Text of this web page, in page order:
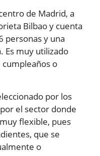
de Madrid, a
Bilbao y cuenta
personas y una
Es muy utilizado
o
por los
el sector donde
flexible, pues
que se
o